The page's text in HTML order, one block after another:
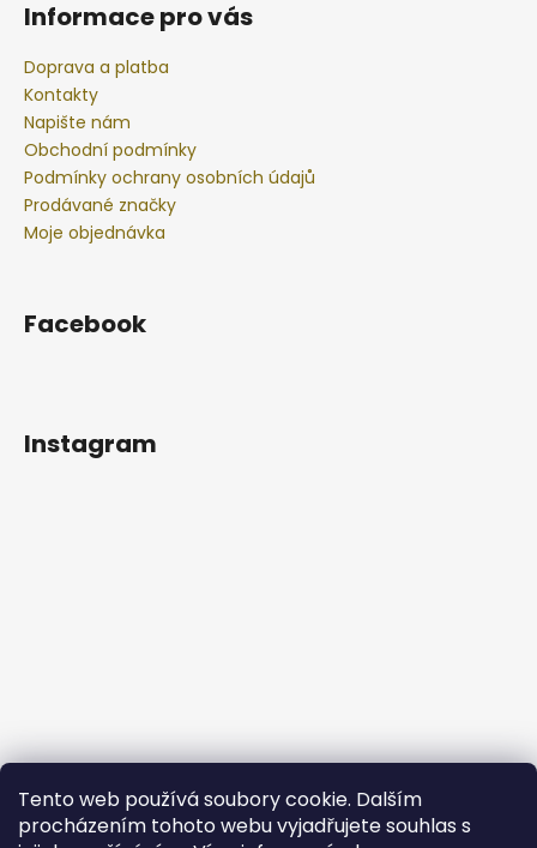
Tento web používá soubory cookie. Dalším
procházením tohoto webu vyjadřujete souhlas s
Informace pro vás
Doprava a platba
Kontakty
Napište nám
Obchodní podmínky
Podmínky ochrany osobních údajů
Prodávané značky
Moje objednávka
Facebook
Instagram